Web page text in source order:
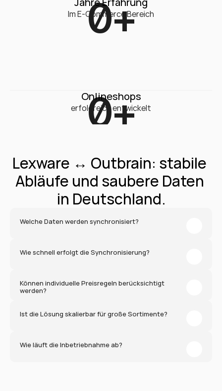
0+
Im E-Commerce Bereich
0+
Onlineshops
erfolgreich entwickelt
Lexware ↔ Outbrain: stabile
Abläufe und saubere Daten
in Deutschland.
Welche Daten werden synchronisiert?
Wie schnell erfolgt die Synchronisierung?
Können individuelle Preisregeln berücksichtigt
werden?
Ist die Lösung skalierbar für große Sortimente?
Wie läuft die Inbetriebnahme ab?